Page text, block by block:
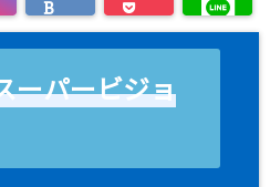
ーパービジョ